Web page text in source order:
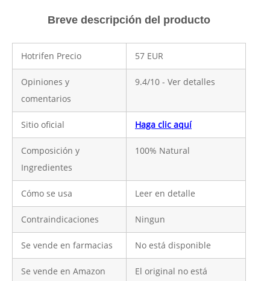
Breve descripción del producto
Hotrifen Precio 57 EUR
Opiniones y
comentarios
9.4/10 - Ver detalles
Sitio oficial Haga clic aquí
Composición y
Ingredientes
100% Natural
Cómo se usa Leer en detalle
Contraindicaciones Ningun
Se vende en farmacias No está disponible
Se vende en Amazon
El original no está